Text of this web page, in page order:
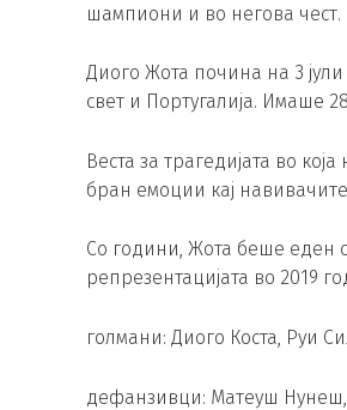
шампиони и во негова чест.
Диого Жота почина на 3
свет и Португалија. Имаше
Веста за трагедијата во
бран емоции кај
Со години, Жота беше еден
репрезентацијата во 2019
голмани: Диого Коста, Руи
дефанзивци: Матеуш Нунеш,